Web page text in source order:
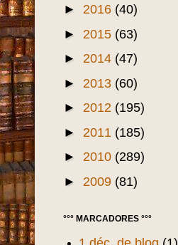
► 2016 (40)
► 2015 (63)
► 2014 (47)
► 2013 (60)
► 2012 (195)
► 2011 (185)
► 2010 (289)
► 2009 (81)
°°° MARCADORES °°°